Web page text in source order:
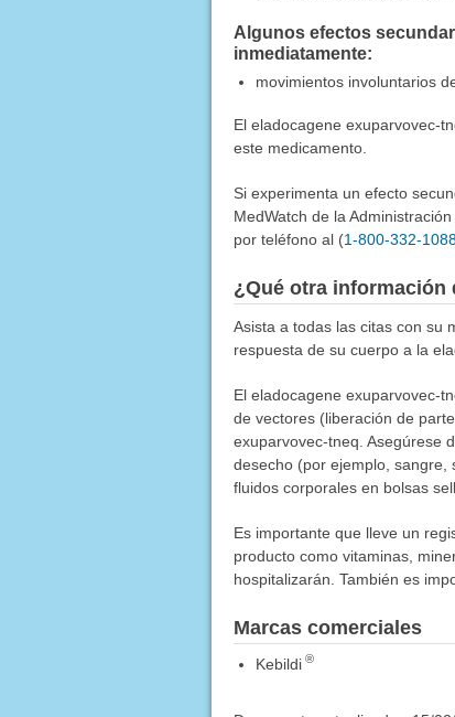
Algunos efectos
inmediatamente:
movimientos involuntarios
El eladocagene exuparvovec-
este medicamento.
Si experimenta un efecto
MedWatch de la
por teléfono al (1-800-332-
¿Qué otra información
Asista a todas las citas con su
respuesta de su cuerpo a la
El eladocagene exuparvovec-
de vectores (liberación de
exuparvovec-tneq. Asegúrese
desecho (por ejemplo, sangre,
fluidos corporales en bolsas
Es importante que lleve un
producto como vitaminas,
hospitalizarán. También es
Marcas comerciales
Kebildi ®